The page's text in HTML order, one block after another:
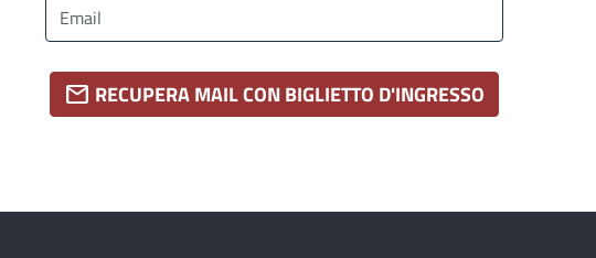
mail RECUPERA MAIL CON BIGLIETTO D'INGRESSO